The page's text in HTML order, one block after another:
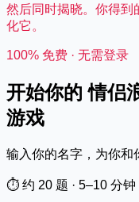
然后同时揭晓。你得到
化它。
100% 免费 · 无需登录
开始你的 情侣
游戏
输入你的名字，为你和
⏱ 约 20 题 · 5–10 分钟